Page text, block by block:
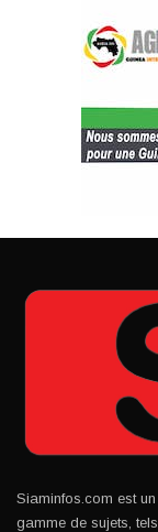
Siaminfos.com est
gamme de sujets,